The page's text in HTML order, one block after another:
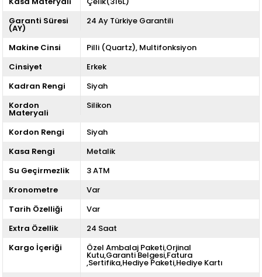
Garanti Süresi
(AY)
24 Ay Türkiye Garantili
Makine Cinsi Pilli (Quartz) Multifonksiyon
Cinsiyet
Erkek
Kadran Rengi
Siyah
Kordon
Materyali
Silikon
Kordon Rengi
Siyah
Kasa Rengi
Metalik
Su Geçirmezlik
3 ATM
Kronometre
Var
Tarih Özelliği
Var
Extra Özellik
24 Saat
Kargo İçeriği
Özel Ambalaj Paketi,Orjinal
Kutu,Garanti Belgesi,Fatura
,Sertifika,Hediye Paketi,Hediye Kartı